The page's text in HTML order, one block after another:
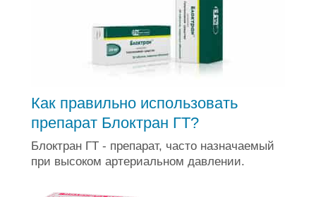
Как правильно использовать
препарат Блоктран ГТ?
Блоктран ГТ - препарат, часто назначаемый
при высоком артериальном давлении.